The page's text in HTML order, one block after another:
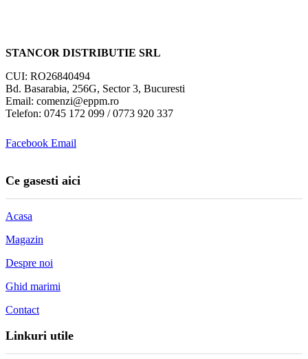
STANCOR DISTRIBUTIE SRL
CUI: RO26840494
Bd. Basarabia, 256G, Sector 3, Bucuresti
Email: comenzi@eppm.ro
Telefon: 0745 172 099 / 0773 920 337
Facebook Email
Ce gasesti aici
Acasa
Magazin
Despre noi
Ghid marimi
Contact
Linkuri utile